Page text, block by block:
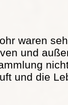
waren
und
und die